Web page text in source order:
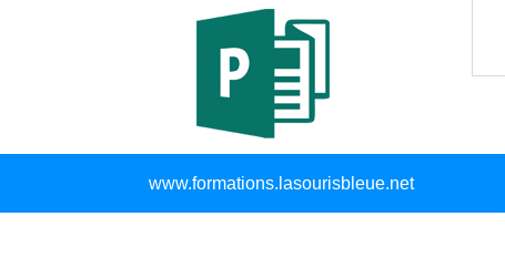
www.formations.lasourisbleue.net